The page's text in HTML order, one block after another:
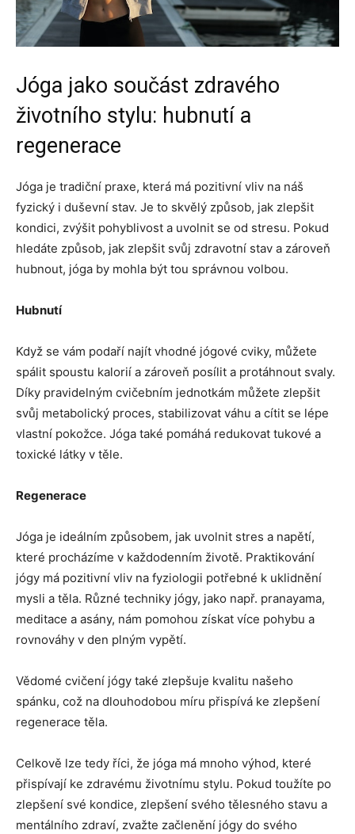
Jóga jako součást zdravého
životního stylu: hubnutí a
regenerace
Jóga je tradiční praxe, která má pozitivní vliv na náš
fyzický i duševní stav. Je to skvělý způsob, jak zlepšit
kondici, zvýšit pohyblivost a uvolnit se od stresu. Pokud
hledáte způsob, jak zlepšit svůj zdravotní stav a zároveň
hubnout, jóga by mohla být tou správnou volbou.
Hubnutí
Když se vám podaří najít vhodné jógové cviky, můžete
spálit spoustu kalorií a zároveň posílit a protáhnout svaly.
Díky pravidelným cvičebním jednotkám můžete zlepšit
svůj metabolický proces, stabilizovat váhu a cítit se lépe
vlastní pokožce. Jóga také pomáhá redukovat tukové a
toxické látky v těle.
Regenerace
Jóga je ideálním způsobem, jak uvolnit stres a napětí,
které procházíme v každodenním životě. Praktikování
jógy má pozitivní vliv na fyziologii potřebné k uklidnění
mysli a těla. Různé techniky jógy, jako např. pranayama,
meditace a asány, nám pomohou získat více pohybu a
rovnováhy v den plným vypětí.
Vědomé cvičení jógy také zlepšuje kvalitu našeho
spánku, což na dlouhodobou míru přispívá ke zlepšení
regenerace těla.
Celkově lze tedy říci, že jóga má mnoho výhod, které
přispívají ke zdravému životnímu stylu. Pokud toužíte po
zlepšení své kondice, zlepšení svého tělesného stavu a
mentálního zdraví, zvažte začlenění jógy do svého